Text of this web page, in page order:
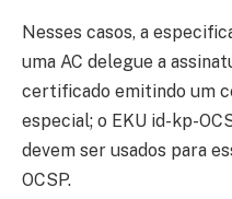
Nesses casos, a
uma AC delegue a
certificado emitindo um
especial; o EKU id-kp-
devem ser usados ​​para
OCSP.